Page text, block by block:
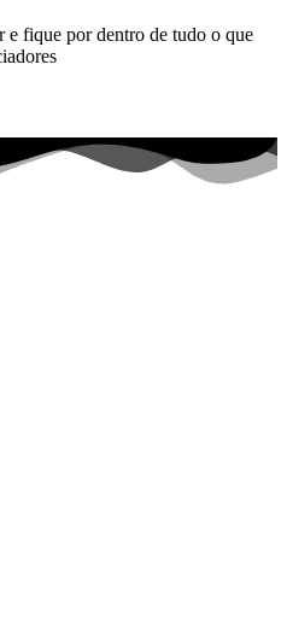
e fique por dentro de tudo o que